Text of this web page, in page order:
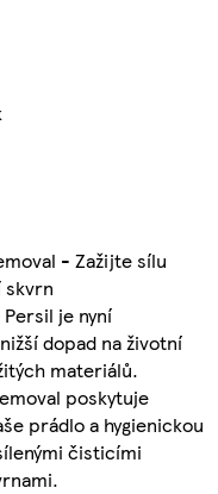
- Zažijte sílu
je nyní
dopad na životní
materiálů.
poskytuje
prádlo a hygienickou
čisticími